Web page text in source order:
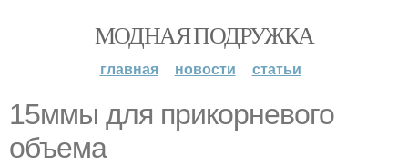
МОДНАЯ ПОДРУЖКА
главная новости статьи
15ммы для прикорневого
объема